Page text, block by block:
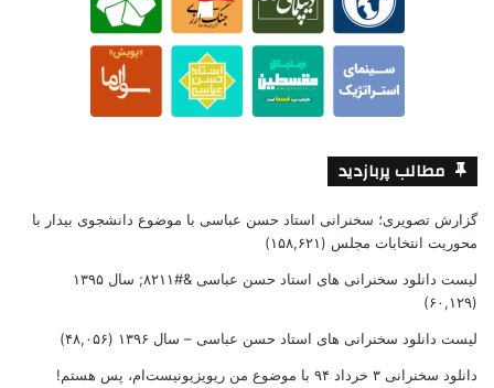
مطالب پربازدید
گزارش تصویری؛ سخنرانی استاد حسن عباسی با موضوع دانشجوی بیدار با
محوریت انتخابات مجلس (۱۵۸,۶۲۱)
لیست دانلود سخنرانی های استاد حسن عباسی &#۸۲۱۱; سال ۱۳۹۵
(۶۰,۱۲۹)
لیست دانلود سخنرانی های استاد حسن عباسی – سال ۱۳۹۶ (۴۸,۰۵۶)
دانلود سخنرانی ۳ خرداد ۹۴ با موضوع من ریویزیونیست‌ام، پس هستم!